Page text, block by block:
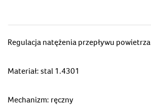
Regulacja natężenia przepływu powietrza
Materiał: stal 1.4301
Mechanizm: ręczny